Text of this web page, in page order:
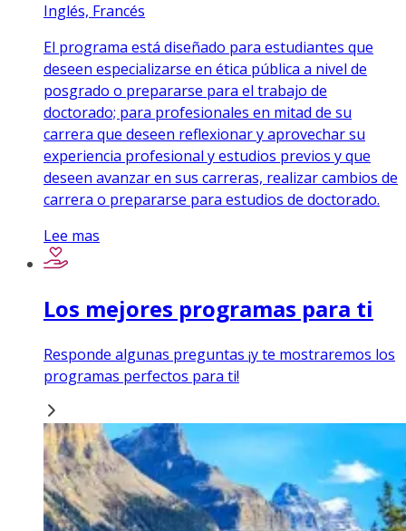
Inglés, Francés
El programa está diseñado para estudiantes que
deseen especializarse en ética pública a nivel de
posgrado o prepararse para el trabajo de
doctorado; para profesionales en mitad de su
carrera que deseen reflexionar y aprovechar su
experiencia profesional y estudios previos y que
deseen avanzar en sus carreras, realizar cambios de
carrera o prepararse para estudios de doctorado.
Lee mas
Los mejores programas para ti
Responde algunas preguntas ¡y te mostraremos los
programas perfectos para ti!